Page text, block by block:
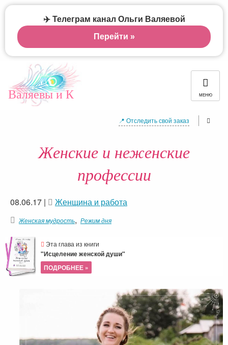
Валяевы и К МЕНЮ
📍 Отследить свой заказ
Женские и неженские
профессии
08.06.17 | Женщина и работа
Женская мудрость, Режим дня
Эта глава из книги
"Исцеление женской души"
ПОДРОБНЕЕ »
✈️ Телеграм канал Ольги Валяевой
Перейти »